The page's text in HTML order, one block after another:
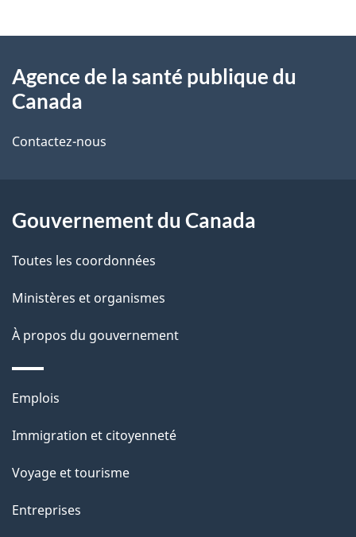
i
s
e
l
a
p
a
g
e
propos
ce
Agence de la santé publique du
Canada
Contactez-nous
Gouvernement du Canada
Toutes les coordonnées
Ministères et organismes
À propos du gouvernement
Thèmes
sujets
Emplois
Immigration et citoyenneté
Voyage et tourisme
Entreprises